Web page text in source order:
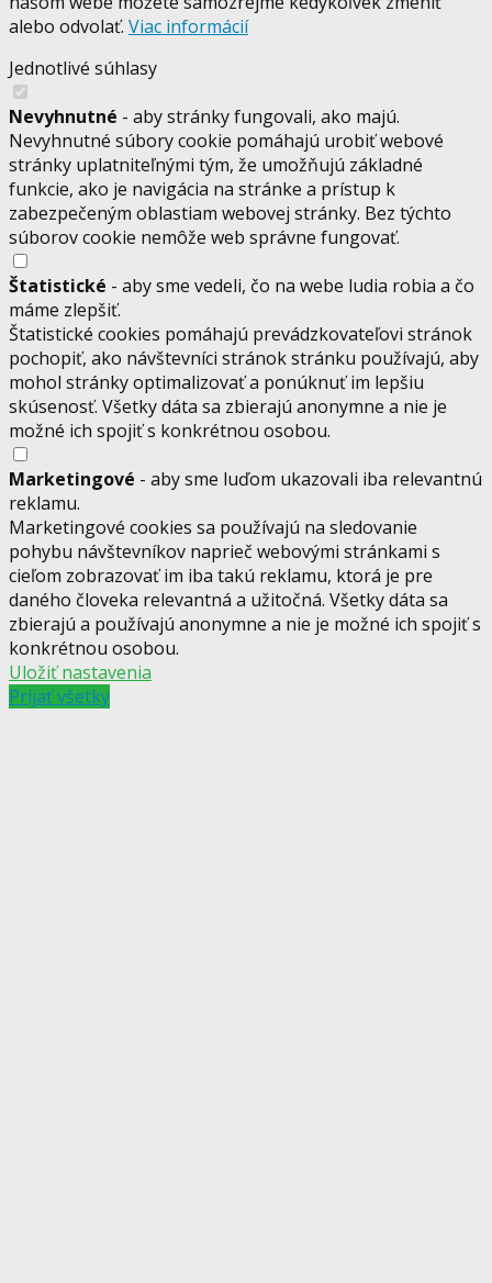
alebo odvolať. Viac informácií
Jednotlivé súhlasy
Nevyhnutné - aby stránky fungovali, ako majú.
Nevyhnutné súbory cookie pomáhajú urobiť webové
stránky uplatniteľnými tým, že umožňujú základné
funkcie, ako je navigácia na stránke a prístup k
zabezpečeným oblastiam webovej stránky. Bez týchto
súborov cookie nemôže web správne fungovať.
Štatistické - aby sme vedeli, čo na webe ludia robia a čo
máme zlepšiť.
Štatistické cookies pomáhajú prevádzkovateľovi stránok
pochopiť, ako návštevníci stránok stránku používajú, aby
mohol stránky optimalizovať a ponúknuť im lepšiu
skúsenosť. Všetky dáta sa zbierajú anonymne a nie je
možné ich spojiť s konkrétnou osobou.
Marketingové - aby sme luďom ukazovali iba relevantnú
reklamu.
Marketingové cookies sa používajú na sledovanie
pohybu návštevníkov naprieč webovými stránkami s
cieľom zobrazovať im iba takú reklamu, ktorá je pre
daného človeka relevantná a užitočná. Všetky dáta sa
zbierajú a používajú anonymne a nie je možné ich spojiť s
konkrétnou osobou.
Uložiť nastavenia
Prijať všetky